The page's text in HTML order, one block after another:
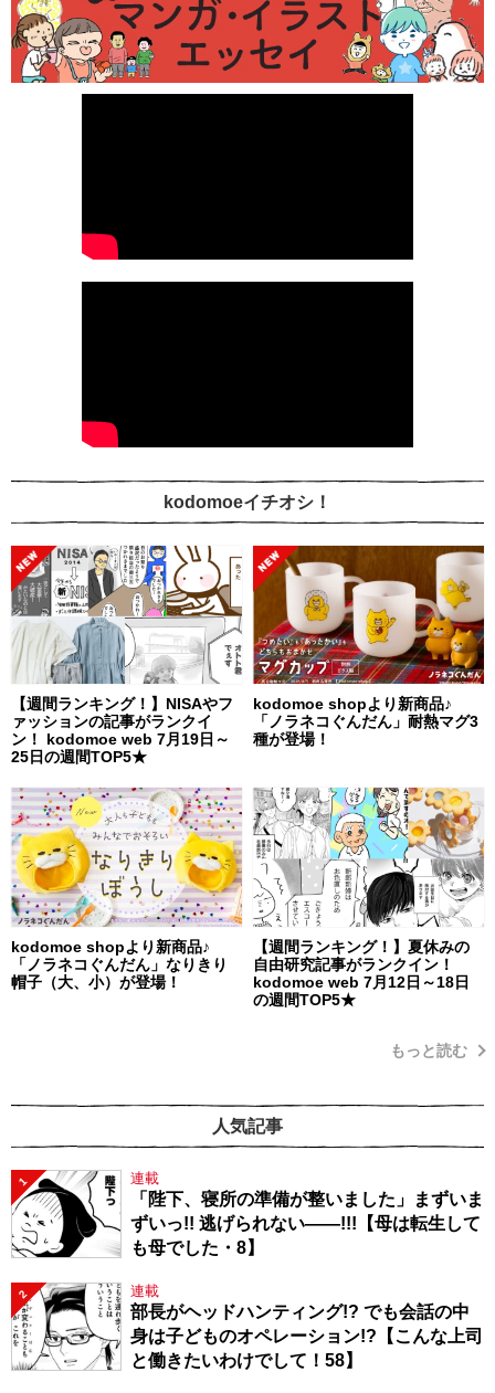
kodomoeイチオシ！
【週間ランキング！】NISAやフ
ァッションの記事がランクイ
ン！ kodomoe web 7月19日～
25日の週間TOP5★
kodomoe shopより新商品♪
「ノラネコぐんだん」耐熱マグ3
種が登場！
kodomoe shopより新商品♪
「ノラネコぐんだん」なりきり
帽子（大、小）が登場！
【週間ランキング！】夏休みの
自由研究記事がランクイン！
kodomoe web 7月12日～18日
の週間TOP5★
もっと読む
人気記事
1 連載
「陛下、寝所の準備が整いました」まずいま
ずいっ!! 逃げられない――!!!【母は転生して
も母でした・8】
2 連載
部長がヘッドハンティング!? でも会話の中
身は子どものオペレーション!?【こんな上司
と働きたいわけでして！58】